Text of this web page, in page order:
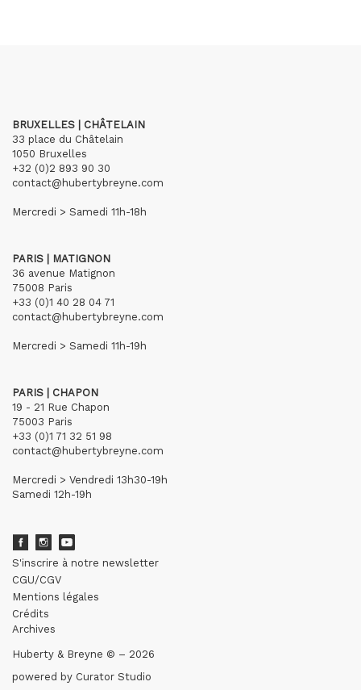
BRUXELLES | CHÂTELAIN
33 place du Châtelain
1050 Bruxelles
+32 (0)2 893 90 30
contact@hubertybreyne.com
Mercredi > Samedi 11h-18h
PARIS | MATIGNON
36 avenue Matignon
75008 Paris
+33 (0)1 40 28 04 71
contact@hubertybreyne.com
Mercredi > Samedi 11h-19h
PARIS | CHAPON
19 - 21 Rue Chapon
75003 Paris
+33 (0)1 71 32 51 98
contact@hubertybreyne.com
Mercredi > Vendredi 13h30-19h
Samedi 12h-19h
S'inscrire à notre newsletter
CGU/CGV
Mentions légales
Crédits
Archives
Huberty & Breyne © – 2026
powered by Curator Studio